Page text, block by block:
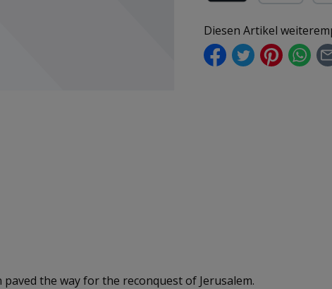
Diesen Artikel
the way for the reconquest of Jerusalem.